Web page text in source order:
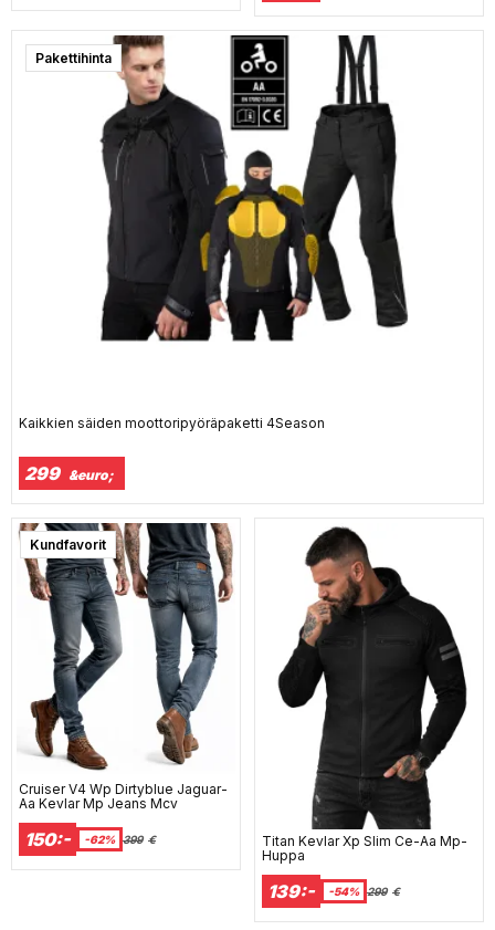
Pakettihinta
Kaikkien säiden moottoripyöräpaketti 4Season
299 &euro;
Kundfavorit
Cruiser V4 Wp Dirtyblue Jaguar-
Aa Kevlar Mp Jeans Mcv
150:- -62% 399 €
Titan Kevlar Xp Slim Ce-Aa Mp-
Huppa
139:- -54% 299 €